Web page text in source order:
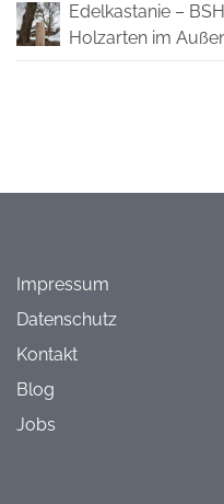
Edelkastanie –
Holzarten im
Impressum
Datenschutz
Kontakt
Blog
Jobs